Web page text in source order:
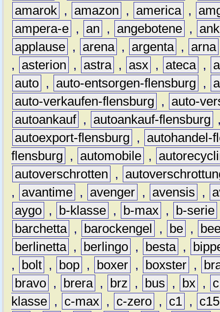
amarok , amazon , america ,
ampera-e , an , angebotene ,
applause , arena , argenta , arna
,
asterion , astra , asx , ateca ,
auto , auto-entsorgen-flensburg ,
auto-verkaufen-flensburg
,
auto-
autoankauf , autoankauf-flensburg
autoexport-flensburg
,
autohandel-
flensburg
, automobile ,
autoverschrotten
,
,
avantime , avenger , avensis ,
aygo , b-klasse , b-max , b-serie
barchetta , barockengel , be ,
berlinetta , berlingo , besta ,
,
bolt , bop , boxer , boxster ,
bravo , brera , brz , bus , bx ,
c
klasse , c-max , c-zero , c1 ,
c15